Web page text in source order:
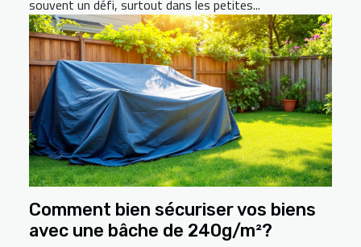
souvent un défi, surtout dans les petites...
Comment bien sécuriser vos biens
avec une bâche de 240g/m²?